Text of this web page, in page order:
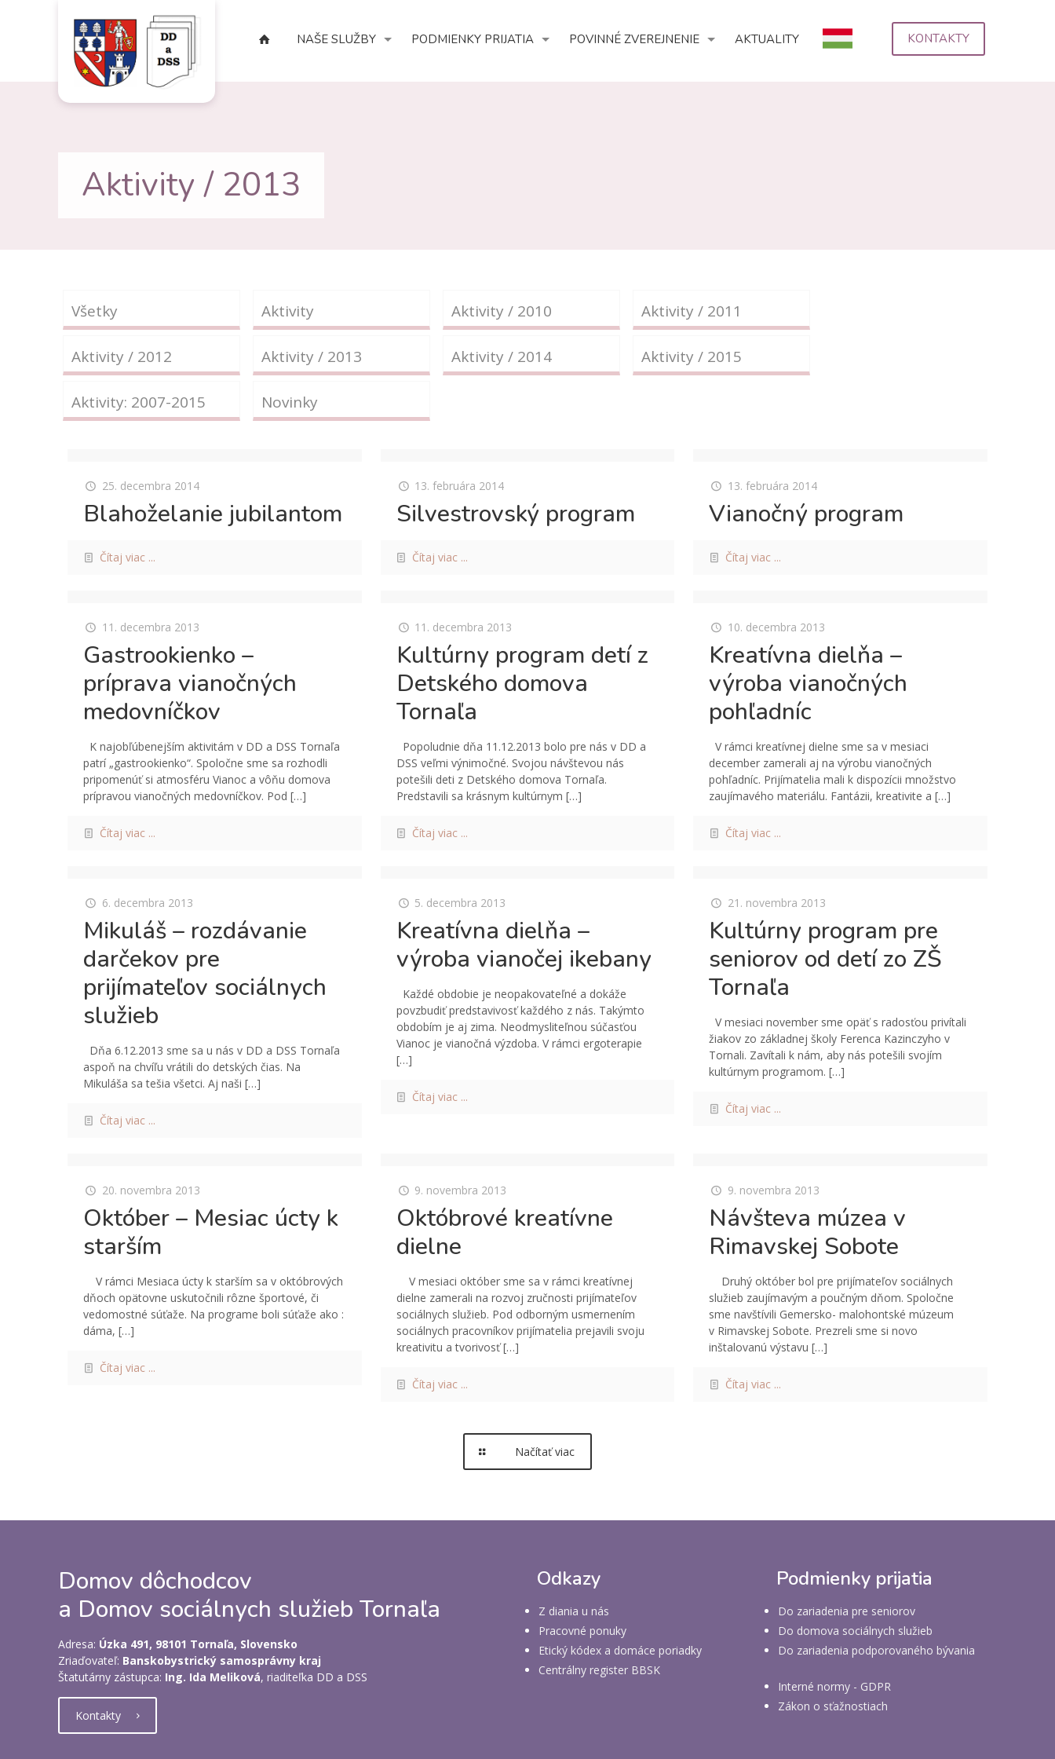
NAŠE SLUŽBY PODMIENKY PRIJATIA POVINNÉ ZVEREJNENIE AKTUALITY KONTAKTY
Aktivity / 2013
Všetky Aktivity Aktivity / 2010 Aktivity / 2011
Aktivity / 2012 Aktivity / 2013 Aktivity / 2014 Aktivity / 2015
Aktivity: 2007-2015 Novinky
25. decembra 2014
Blahoželanie jubilantom
Čítaj viac ...
13. februára 2014
Silvestrovský program
Čítaj viac ...
13. februára 2014
Vianočný program
Čítaj viac ...
11. decembra 2013
Gastrookienko –
príprava vianočných
medovníčkov
K najobľúbenejším aktivitám v DD a DSS Tornaľa
patrí „gastrookienko“. Spoločne sme sa rozhodli
pripomenúť si atmosféru Vianoc a vôňu domova
prípravou vianočných medovníčkov. Pod[…]
Čítaj viac ...
11. decembra 2013
Kultúrny program detí z
Detského domova
Tornaľa
Popoludnie dňa 11.12.2013 bolo pre nás v DD a
DSS veľmi výnimočné. Svojou návštevou nás
potešili deti z Detského domova Tornaľa.
Predstavili sa krásnym kultúrnym […]
Čítaj viac ...
10. decembra 2013
Kreatívna dielňa –
výroba vianočných
pohľadníc
V rámci kreatívnej dielne sme sa v mesiaci
december zamerali aj na výrobu vianočných
pohľadníc. Prijímatelia mali k dispozícii množstvo
zaujímavého materiálu. Fantázii, kreativite a[…]
Čítaj viac ...
6. decembra 2013
Mikuláš – rozdávanie
darčekov pre
prijímateľov sociálnych
služieb
Dňa 6.12.2013 sme sa u nás v DD a DSS Tornaľa
aspoň na chvíľu vrátili do detských čias. Na
Mikuláša sa tešia všetci. Aj naši[…]
Čítaj viac ...
5. decembra 2013
Kreatívna dielňa –
výroba vianočej ikebany
Každé obdobie je neopakovateľné a dokáže
povzbudiť predstavivosť každého z nás. Takýmto
obdobím je aj zima. Neodmysliteľnou súčasťou
Vianoc je vianočná výzdoba. V rámci ergoterapie
[…]
Čítaj viac ...
21. novembra 2013
Kultúrny program pre
seniorov od detí zo ZŠ
Tornaľa
V mesiaci november sme opäť s radosťou privítali
žiakov zo základnej školy Ferenca Kazinczyho v
Tornali. Zavítali k nám, aby nás potešili svojím
kultúrnym programom.[…]
Čítaj viac ...
20. novembra 2013
Október – Mesiac úcty k
starším
V rámci Mesiaca úcty k starším sa v októbrových
dňoch opätovne uskutočnili rôzne športové, či
vedomostné súťaže. Na programe boli súťaže ako :
dáma,[…]
Čítaj viac ...
9. novembra 2013
Októbrové kreatívne
dielne
V mesiaci október sme sa v rámci kreatívnej
dielne zamerali na rozvoj zručnosti prijímateľov
sociálnych služieb. Pod odborným usmernením
sociálnych pracovníkov prijímatelia prejavili svoju
kreativitu a tvorivosť[…]
Čítaj viac ...
9. novembra 2013
Návšteva múzea v
Rimavskej Sobote
Druhý október bol pre prijímateľov sociálnych
služieb zaujímavým a poučným dňom. Spoločne
sme navštívili Gemersko- malohontské múzeum
v Rimavskej Sobote. Prezreli sme si novo
inštalovanú výstavu[…]
Čítaj viac ...
Načítať viac
Domov dôchodcov
a Domov sociálnych služieb Tornaľa
Adresa: Úzka 491, 98101 Tornaľa, Slovensko
Zriaďovateľ: Banskobystrický samosprávny kraj
Štatutárny zástupca: Ing. Ida Meliková, riaditeľka DD a DSS
Kontakty
Odkazy
Z diania u nás
Pracovné ponuky
Etický kódex a domáce poriadky
Centrálny register BBSK
Podmienky prijatia
Do zariadenia pre seniorov
Do domova sociálnych služieb
Do zariadenia podporovaného bývania
Interné normy - GDPR
Zákon o sťažnostiach